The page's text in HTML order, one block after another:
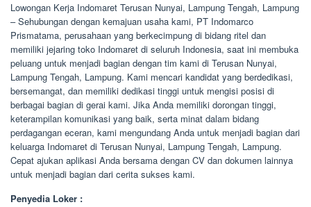
Lowongan Kerja Indomaret Terusan Nunyai, Lampung Tengah, Lampung
– Sehubungan dengan kemajuan usaha kami, PT Indomarco
Prismatama, perusahaan yang berkecimpung di bidang ritel dan
memiliki jejaring toko Indomaret di seluruh Indonesia, saat ini membuka
peluang untuk menjadi bagian dengan tim kami di Terusan Nunyai,
Lampung Tengah, Lampung. Kami mencari kandidat yang berdedikasi,
bersemangat, dan memiliki dedikasi tinggi untuk mengisi posisi di
berbagai bagian di gerai kami. Jika Anda memiliki dorongan tinggi,
keterampilan komunikasi yang baik, serta minat dalam bidang
perdagangan eceran, kami mengundang Anda untuk menjadi bagian dari
keluarga Indomaret di Terusan Nunyai, Lampung Tengah, Lampung.
Cepat ajukan aplikasi Anda bersama dengan CV dan dokumen lainnya
untuk menjadi bagian dari cerita sukses kami.
Penyedia Loker :